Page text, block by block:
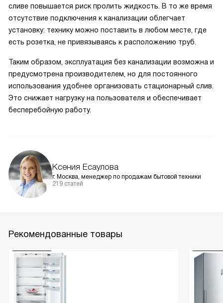
сливе повышается риск пролить жидкость. В то же время
отсутствие подключения к канализации облегчает
установку: технику можно поставить в любом месте, где
есть розетка, не привязываясь к расположению труб.
Таким образом, эксплуатация без канализации возможна и
предусмотрена производителем, но для постоянного
использования удобнее организовать стационарный слив.
Это снижает нагрузку на пользователя и обеспечивает
бесперебойную работу.
Ксения Есаулова
г. Москва, менеджер по продажам бытовой техники
219 статей
Рекомендованные товары